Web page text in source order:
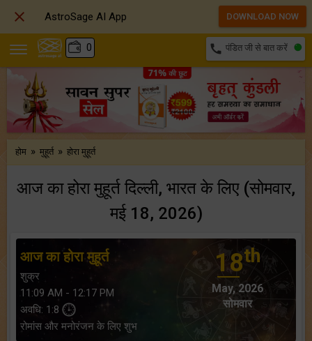
0 call पंडित जी से बात करें
होम » मुहूर्त » होरा मुहूर्त
आज का होरा मुहूर्त दिल्ली, भारत के लिए (सोमवार,
मई 18, 2026)
आज का होरा मुहूर्त
शुक्र
11:09 AM - 12:17 PM
अवधि: 1:8
रोमांस और मनोरंजन के लिए शुभ
18th
May, 2026
सोमवार
 AstroSage AI App DOWNLOAD NOW